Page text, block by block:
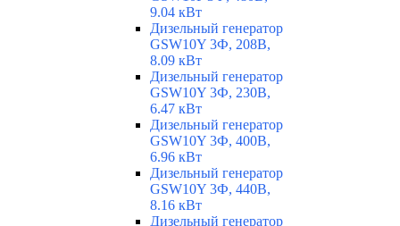
9.04 кВт
Дизельный генератор
GSW10Y 3Ф, 208В,
8.09 кВт
Дизельный генератор
GSW10Y 3Ф, 230В,
6.47 кВт
Дизельный генератор
GSW10Y 3Ф, 400В,
6.96 кВт
Дизельный генератор
GSW10Y 3Ф, 440В,
8.16 кВт
Дизельный генератор